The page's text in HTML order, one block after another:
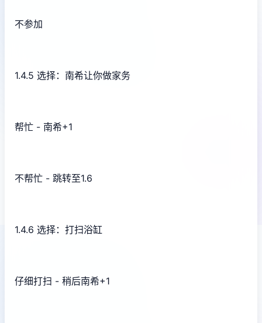
不参加
1.4.5 选择：南希让你做家务
帮忙 - 南希+1
不帮忙 - 跳转至1.6
1.4.6 选择：打扫浴缸
仔细打扫 - 稍后南希+1